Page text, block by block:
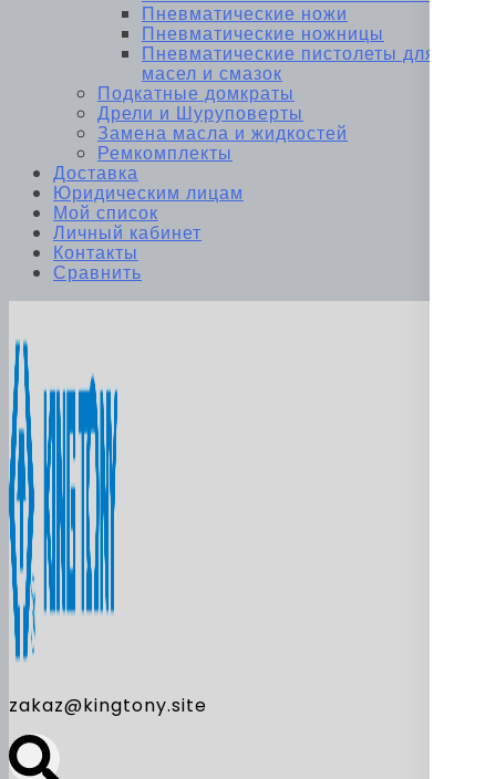
Пневматические ножи
Пневматические ножницы
Пневматические пистолеты для
масел и смазок
Подкатные домкраты
Дрели и Шуруповерты
Замена масла и жидкостей
Ремкомплекты
Доставка
Юридическим лицам
Мой список
Личный кабинет
Контакты
Сравнить
zakaz@kingtony.site